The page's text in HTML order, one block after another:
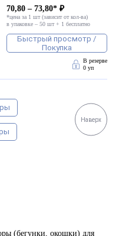
70,80 – 73,80* ₽
*цена за 1 шт (зависит от кол-ва)
в упаковке – 50 шт + 1 бесплатно
Быстрый просмотр /
Покупка
В резерве
0 уп
Наверх
(бегунки, окошки) для